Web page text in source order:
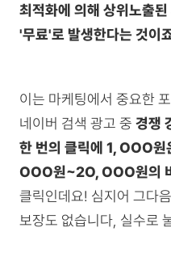
최적화에 의해 상위노출
'무료'로 발생한다는 것이
이는 마케팅에서 중요한
네이버 검색 광고 중 경쟁
한 번의 클릭에 1, OOO
OOO원~2O, OOO원의
클릭인데요! 심지어 그다
보장도 없습니다, 실수로